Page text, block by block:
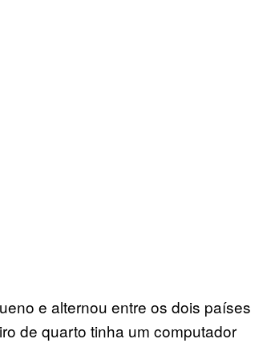
e alternou entre os dois países
de quarto tinha um computador